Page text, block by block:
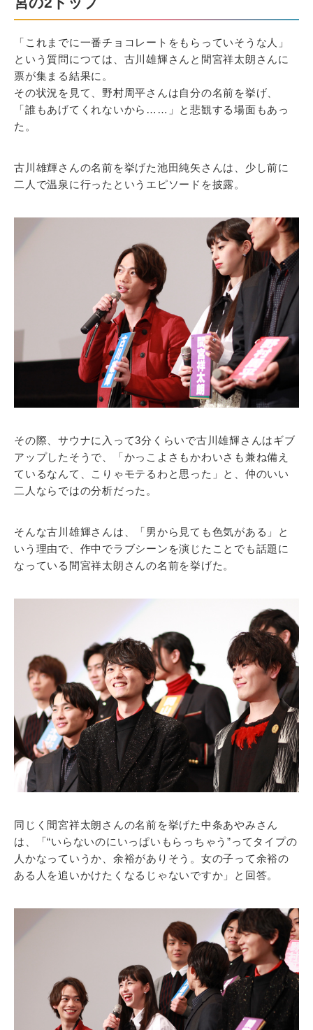
「これまでに一番チョコレートをもらっていそうな人」
という質問につては、古川雄輝さんと間宮祥太朗さんに
票が集まる結果に。
その状況を見て、野村周平さんは自分の名前を挙げ、
「誰もあげてくれないから……」と悲観する場面もあっ
た。
古川雄輝さんの名前を挙げた池田純矢さんは、少し前に
二人で温泉に行ったというエピソードを披露。
その際、サウナに入って3分くらいで古川雄輝さんはギブ
アップしたそうで、「かっこよさもかわいさも兼ね備え
ているなんて、こりゃモテるわと思った」と、仲のいい
二人ならではの分析だった。
そんな古川雄輝さんは、「男から見ても色気がある」と
いう理由で、作中でラブシーンを演じたことでも話題に
なっている間宮祥太朗さんの名前を挙げた。
同じく間宮祥太朗さんの名前を挙げた中条あやみさん
は、「“いらないのにいっぱいもらっちゃう”ってタイプの
人かなっていうか、余裕がありそう。女の子って余裕の
ある人を追いかけたくなるじゃないですか」と回答。